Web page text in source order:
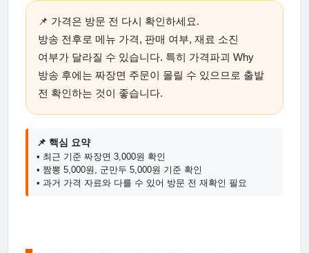
📌 가격은 방문 전 다시 확인하세요.
방송 전후로 메뉴 가격, 판매 여부, 재료 소진
여부가 달라질 수 있습니다. 특히 가격파괴 Why
방송 후에는 짜장면 주문이 몰릴 수 있으므로 출발
전 확인하는 것이 좋습니다.
📌 핵심 요약
• 최근 기준 짜장면 3,000원 확인
• 짬뽕 5,000원, 군만두 5,000원 기준 확인
• 과거 가격 자료와 다를 수 있어 방문 전 재확인 필요